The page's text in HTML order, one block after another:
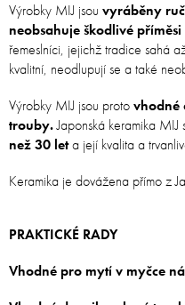
Výrobky MIJ jsou vyráběny
neobsahuje škodlivé
řemeslníci, jejichž tradice sahá
kvalitní, neodlupují se a také
Výrobky MIJ jsou protovhodné
trouby.Japonská keramika MIJ
než 30 leta její kvalita a
Keramika je dovážena přímo z
PRAKTICKÉ RADY
Vhodné pro mytí v myčce